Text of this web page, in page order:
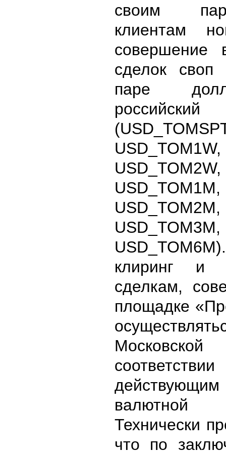
своим
клиентам
совершение
сделок своп
паре
USD_TOM1W,
USD_TOM2W,
USD_TOM1M,
USD_TOM2M,
USD_TOM3M,
клиринг и
сделкам,
площадке
действующим
Технически
что по